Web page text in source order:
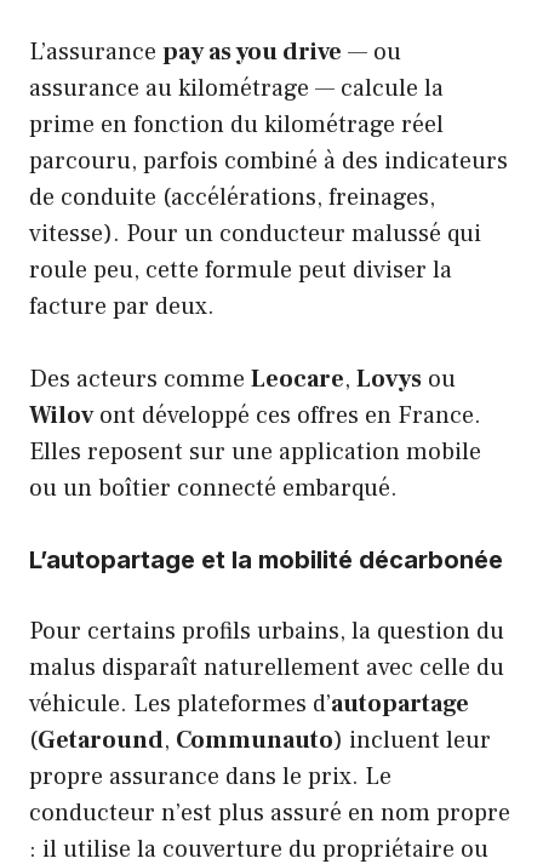
L’assurance pay as you drive — ou
assurance au kilométrage — calcule la
prime en fonction du kilométrage réel
parcouru, parfois combiné à des indicateurs
de conduite (accélérations, freinages,
vitesse). Pour un conducteur malussé qui
roule peu, cette formule peut diviser la
facture par deux.
Des acteurs comme Leocare, Lovys ou
Wilovont développé ces offres en France.
Elles reposent sur une application mobile
ou un boîtier connecté embarqué.
L’autopartage et la mobilité décarbonée
Pour certains profils urbains, la question du
malus disparaît naturellement avec celle du
véhicule. Les plateformes d’autopartage
(Getaround, Communauto) incluent leur
propre assurance dans le prix. Le
conducteur n’est plus assuré en nom propre
: il utilise la couverture du propriétaire ou